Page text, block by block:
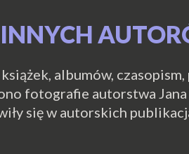
albumów,
fotografie autorstwa
się w autorskich